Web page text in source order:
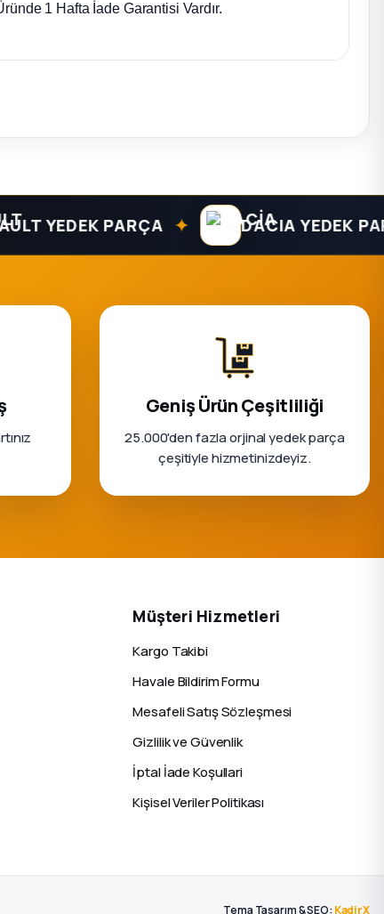
1 Hafta İade Garantisi Vardır.
YEDEK PARÇA ✦ DACIA YEDEK PARÇA
Geniş Ürün Çeşitliliği
25.000'den fazla orjinal yedek parça
çeşitiyle hizmetinizdeyiz.
Müşteri Hizmetleri
Kargo Takibi
Havale Bildirim Formu
Mesafeli Satış Sözleşmesi
Gizlilik ve Güvenlik
İptal İade Koşullari
Kişisel Veriler Politikası
Tema Tasarım & SEO: KadirX